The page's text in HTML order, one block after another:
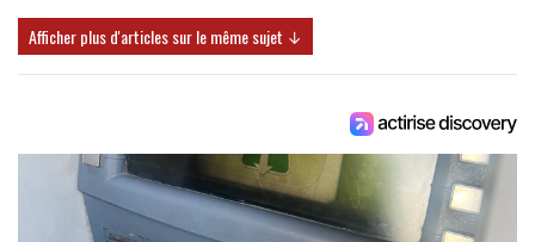
Afficher plus d'articles sur le même sujet ↓